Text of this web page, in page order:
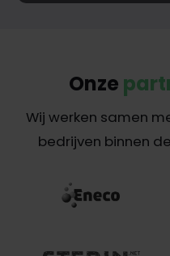
Onze
Wij werken samen
bedrijven binnen